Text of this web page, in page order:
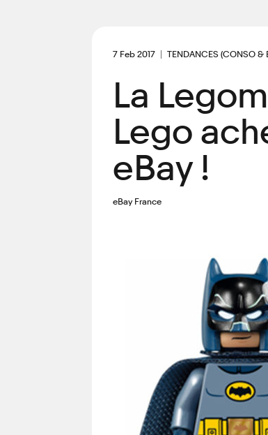
7 Feb 2017 TENDANCES (CONSO &
La
Lego
eBay !
eBay France